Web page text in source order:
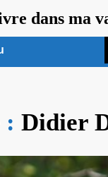
dans ma
menu
: Didier